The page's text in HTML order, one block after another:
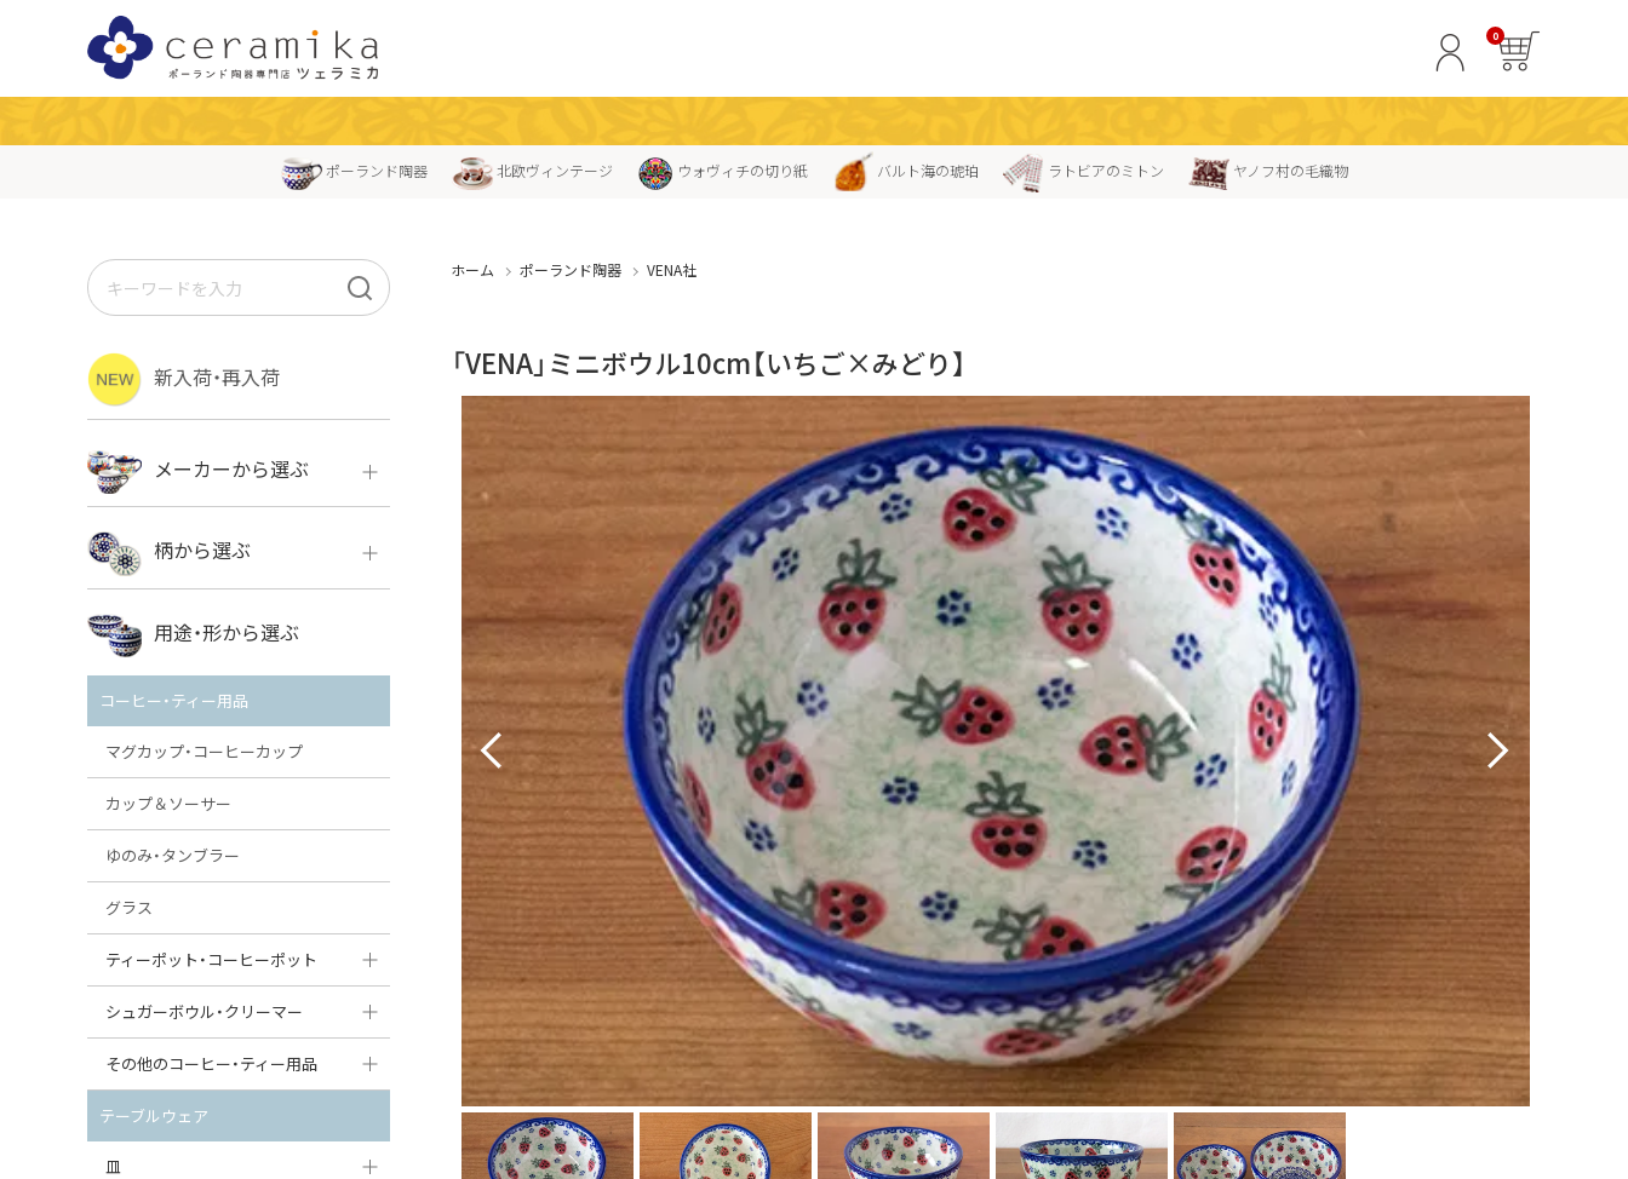
0
ポーランド陶器 北欧ヴィンテージ ウォヴィチの切り紙 バルト海の琥珀 ラトビアのミトン ヤノフ村の毛織物
ホーム ポーランド陶器 VENA社
「VENA」ミニボウル10cm【いちご×みどり】
新入荷・再入荷
メーカーから選ぶ
ボレス
VENA
ミレナ
柄から選ぶ
ボレス
用途・形から選ぶ
コーヒー・ティー用品
マグカップ・コーヒーカップ
カップ＆ソーサー
ゆのみ・タンブラー
グラス
ティーポット・コーヒーポット
ティーポット
コーヒーポット
シュガーボウル・クリーマー
シュガーボウル
クリーマー
その他のコーヒー・ティー用品
ポットウォーマー
ピッチャー
テーブルウェア
皿